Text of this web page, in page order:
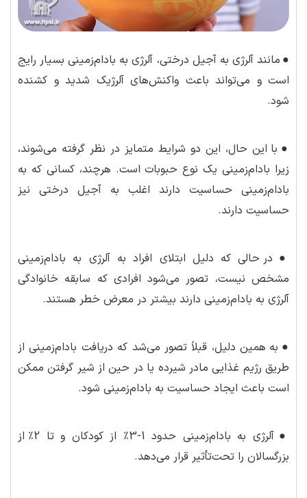
● مانند آلرژی به آجیل درختی، آلرژی به بادام‌زمینی بسیار رایج
است و می‌تواند باعث واکنش‌های آلرژیک شدید و کشنده
شود.
● با این حال، این دو شرایط متمایز در نظر گرفته می‌شوند،
زیرا بادام‌زمینی یک نوع حبوبات است. هرچند، کسانی که به
بادام‌زمینی حساسیت دارند اغلب به آجیل درختی نیز
حساسیت دارند.
● در حالی که دلیل ابتلای افراد به آلرژی به بادام‌زمینی
مشخص نیست، تصور می‌شود افرادی که سابقه خانوادگی
آلرژی به بادام‌زمینی دارند بیشتر در معرض خطر هستند.
● به همین دلیل، قبلاً تصور می‌شد که دریافت بادام‌زمینی از
طریق رژیم غذایی مادر شیرده یا در حین از شیر گرفتن ممکن
است باعث ایجاد حساسیت به بادام‌زمینی شود.
●
آلرژی به بادام‌زمینی حدود 1-3٪ از کودکان و تا 2٪ از
بزرگسالان را تحت‌تأثیر قرار می‌دهد.